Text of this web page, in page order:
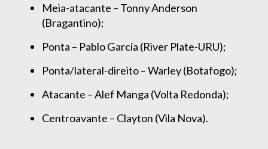
Meia-atacante – Tonny Anderson
(Bragantino);
Ponta – Pablo García (River Plate-URU);
Ponta/lateral-direito – Warley (Botafogo);
Atacante – Alef Manga (Volta Redonda);
Centroavante – Clayton (Vila Nova).